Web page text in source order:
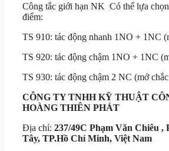
Công tắc giới hạn NK Có thể lựa
điểm:
TS 910: tác động nhanh 1NO + 1NC
TS 920: tác động chậm 1NO + 1NC
TS 930: tác động chậm 2 NC (mở
CÔNG TY TNHH KỸ THUẬT
HOÀNG THIÊN PHÁT
Địa chỉ: 237/49C Phạm Văn Chiêu ,
Tây, TP.Hồ Chí Minh, Việt Nam